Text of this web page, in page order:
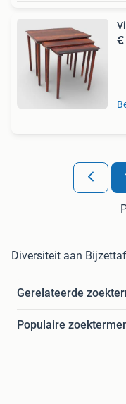
Diversiteit aan
Gerelateerde
Populaire